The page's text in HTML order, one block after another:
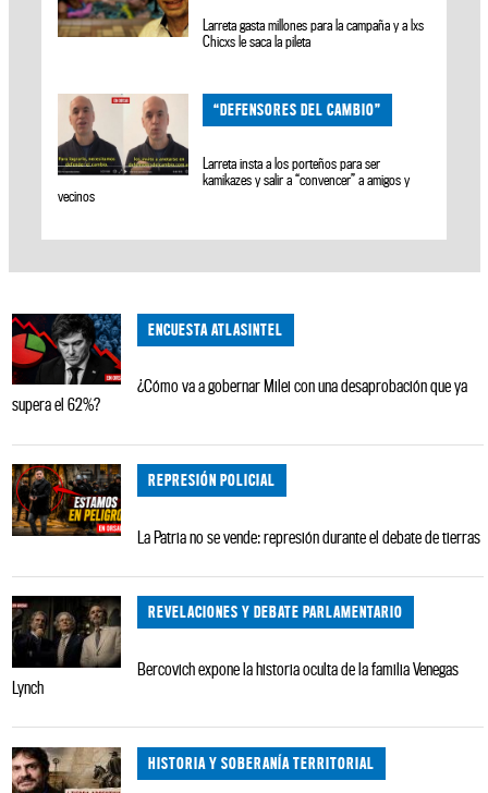
Larreta gasta millones para la campaña y a lxs
Chicxs le saca la pileta
“DEFENSORES DEL CAMBIO”
Larreta insta a los porteños para ser
kamikazes y salir a “convencer” a amigos y
vecinos
ENCUESTA ATLASINTEL
¿Cómo va a gobernar Milei con una desaprobación que ya
supera el 62%?
REPRESIÓN POLICIAL
La Patria no se vende: represión durante el debate de tierras
REVELACIONES Y DEBATE PARLAMENTARIO
Bercovich expone la historia oculta de la familia Venegas
Lynch
HISTORIA Y SOBERANÍA TERRITORIAL